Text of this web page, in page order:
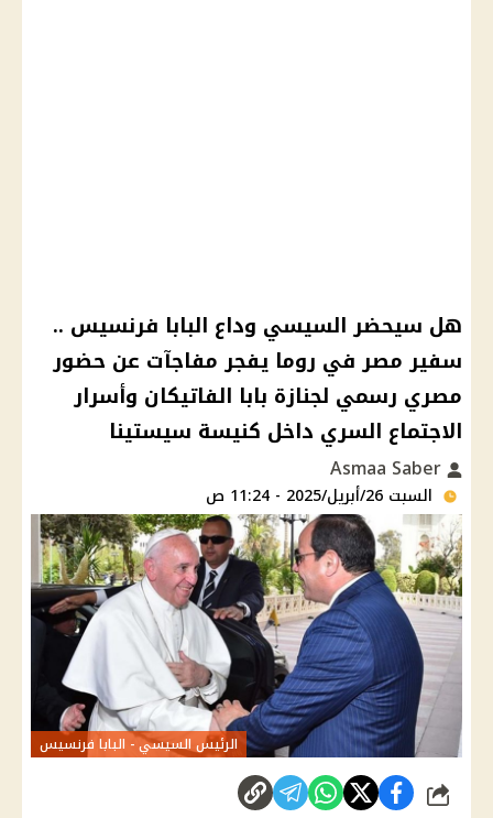
هل سيحضر السيسي وداع البابا فرنسيس ..
سفير مصر في روما يفجر مفاجآت عن حضور
مصري رسمي لجنازة بابا الفاتيكان وأسرار
الاجتماع السري داخل كنيسة سيستينا
السبت 26/أبريل/2025 - 11:24 ص
الرئيس السيسي - البابا فرنسيس
شارك